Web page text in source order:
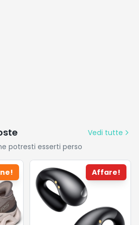
Vedi tutte
potresti esserti perso
Affare!